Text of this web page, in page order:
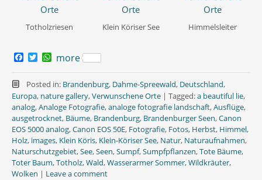
Totholzriesen Klein Köriser See Himmelsleiter
c
e
b
o
o
k
T
i
t
t
e
r
W
a
t
s
A
p
p
more
Posted in: Brandenburg, Dahme-Spreewald, Deutschland,
Europa, nature gallery,Verwunschene Orte | Tagged:a beautiful lie,
analog,Analoge Fotografie,analoge fotografie landschaft,Ausflüge,
ausgetrocknet, Bäume, Brandenburg, Brandenburger Seen,Canon
EOS 5000 analog,Canon EOS 50E, Fotografie, Fotos, Herbst, Himmel,
Holz, images, Klein Köris, Klein-Köriser See, Natur, Naturaufnahmen,
Naturschutzgebiet,See,Seen,Sumpf,Sumpfpflanzen,Tote Bäume,
Toter Baum,Totholz,Wald,Wasserarmer Sommer,Wildkräuter,
Wolken | Leave a comment